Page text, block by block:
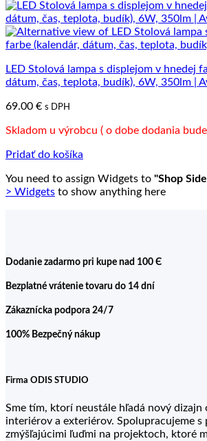
LED Stolová lampa s displejom v hnedej
dátum, čas, teplota, budík), 6W, 350lm |
69.00 € s DPH
Skladom u výrobcu ( o dobe dodania
Pridať do košíka
You need to assign Widgets to "Shop
> Widgets to show anything here
Dodanie zadarmo pri kupe nad 100 Є
Bezplatné vrátenie tovaru do 14 dní
Zákaznícka podpora 24/7
100% Bezpečný nákup
Firma ODIS STUDIO
Sme tím, ktorí neustále hľadá nový dizajn
interiérov a exteriérov. Spolupracujeme s
zmýšľajúcimi ľuďmi na projektoch, ktoré